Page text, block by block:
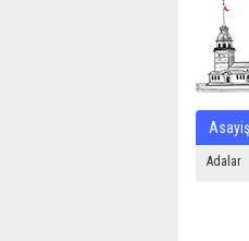
Asayiş
Adalar